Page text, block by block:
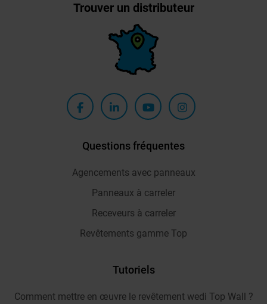
Trouver un distributeur
Questions fréquentes
Agencements avec panneaux
Panneaux à carreler
Receveurs à carreler
Revêtements gamme Top
Tutoriels
Comment mettre en œuvre le revêtement wedi Top Wall ?